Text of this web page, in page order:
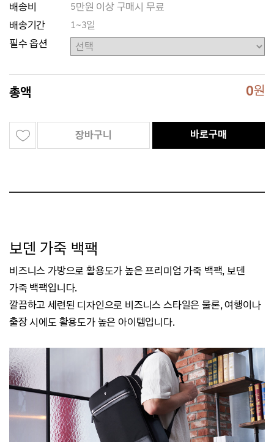
배송비
5만원 이상 구매시 무료
배송기간
1~3일
필수 옵션
총액 0원
장바구니 바로구매
보덴 가죽 백팩
비즈니스 가방으로 활용도가 높은 프리미엄 가죽 백팩, 보덴
가죽 백팩입니다.
깔끔하고 세련된 디자인으로 비즈니스 스타일은 물론, 여행이나
출장 시에도 활용도가 높은 아이템입니다.